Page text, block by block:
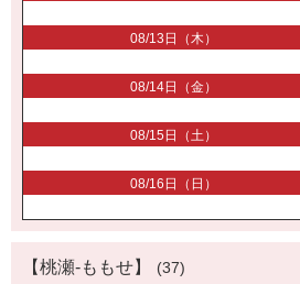
08/13日（木）
08/14日（金）
08/15日（土）
08/16日（日）
【桃瀬-ももせ】 (37)